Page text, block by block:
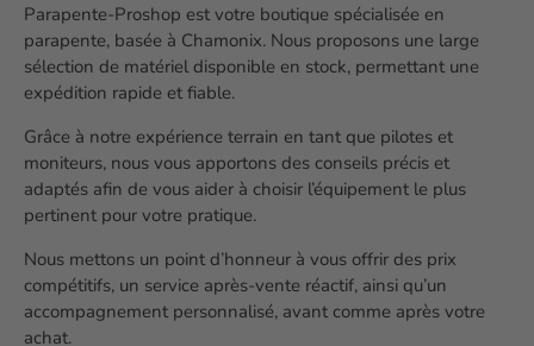
Parapente-Proshop est votre boutique spécialisée en
parapente, basée à Chamonix. Nous proposons une large
sélection de matériel disponible en stock, permettant une
expédition rapide et fiable.
Grâce à notre expérience terrain en tant que pilotes et
moniteurs, nous vous apportons des conseils précis et
adaptés afin de vous aider à choisir l’équipement le plus
pertinent pour votre pratique.
Nous mettons un point d’honneur à vous offrir des prix
compétitifs, un service après-vente réactif, ainsi qu’un
accompagnement personnalisé, avant comme après votre
achat.